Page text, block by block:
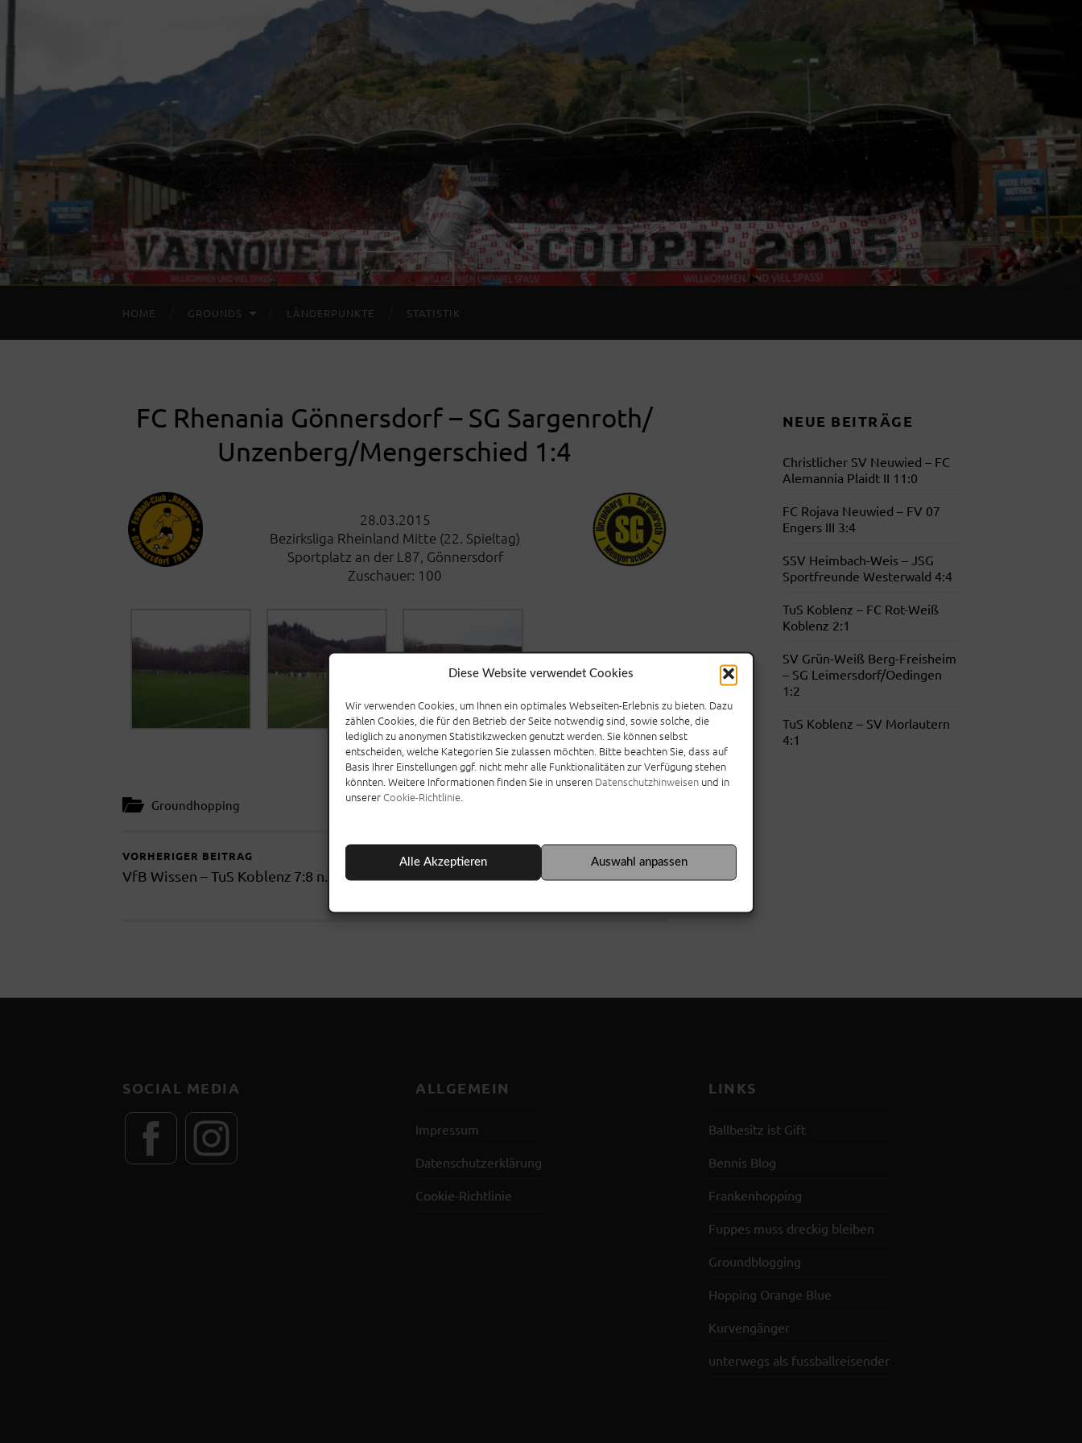
Diese Website verwendet Cookies
Wir verwenden Cookies, um Ihnen ein optimales Webseiten-Erlebnis zu bieten. Dazu
zählen Cookies, die für den Betrieb der Seite notwendig sind, sowie solche, die
lediglich zu anonymen Statistikzwecken genutzt werden. Sie können selbst
entscheiden, welche Kategorien Sie zulassen möchten. Bitte beachten Sie, dass auf
Basis Ihrer Einstellungen ggf. nicht mehr alle Funktionalitäten zur Verfügung stehen
könnten. Weitere Informationen finden Sie in unseren Datenschutzhinweisen und in
unsererCookie-Richtlinie
Alle Akzeptieren Auswahl anpassen
HOME GROUNDS LÄNDERPUNKTE STATISTIK
FC Rhenania Gönnersdorf – SG Sargenroth/​
Unzenberg/​Mengerschied 1:4
28.03.2015
Bezirksliga Rheinland Mitte (22. Spieltag)
Sportplatz an der L87, Gönnersdorf
Zuschauer: 100
Groundhopping
VORHERIGER BEITRAG
VfB Wissen – TuS Koblenz 7:8 n.E.
NÄCHSTER BEITRAG
Wuppertaler SV – 1. FC
NEUE BEITRÄGE
Christlicher SV Neuwied – FC
Alemannia Plaidt II 11:0
FC Rojava Neuwied – FV 07
Engers III 3:4
SSV Heimbach-Weis – JSG
Sportfreunde Westerwald 4:4
TuS Koblenz – FC Rot-Weiß
Koblenz 2:1
SV Grün-Weiß Berg-Freisheim
– SG Leimersdorf/​Oedingen
1:2
TuS Koblenz – SV Morlautern
4:1
SOCIAL MEDIA ALLGEMEIN
Impressum
Datenschutzerklärung
Cookie-Richtlinie
LINKS
Ballbesitz ist Gift
Bennis Blog
Frankenhopping
Fuppes muss dreckig bleiben
Groundblogging
Hopping Orange Blue
Kurvengänger
unterwegs als fussballreisender